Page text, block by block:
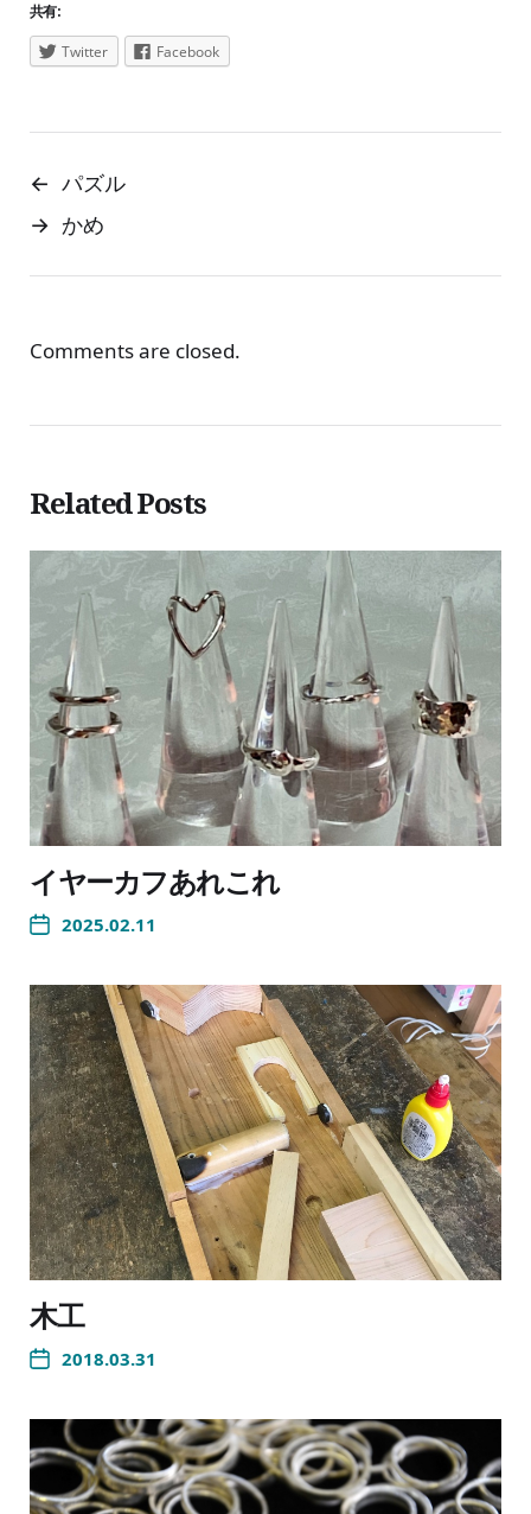
共有:
Twitter
Facebook
← パズル
→ かめ
Comments are closed.
Related Posts
イヤーカフあれこれ
2025.02.11
木工
2018.03.31